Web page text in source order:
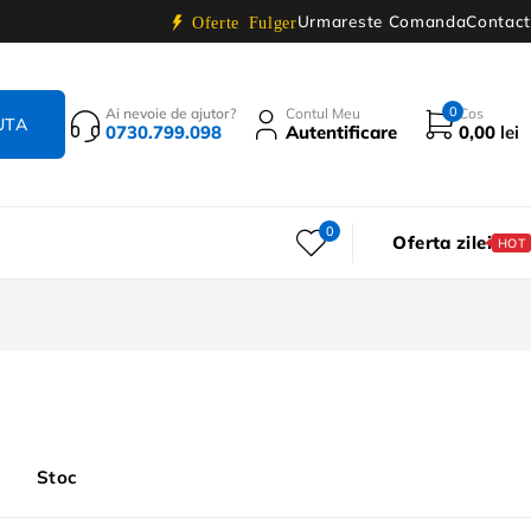
Oferte FulgerUrmareste ComandaContact
Ai nevoie de ajutor?
0730.799.098
Contul Meu
Autentificare
0 Cos
0,00 lei
0 Oferta zilei HOT
Stoc